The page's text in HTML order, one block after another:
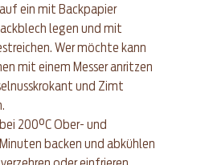
ein mit Backpapier
legen und mit
Wer möchte kann
mit einem Messer anritzen
und Zimt
200°C Ober- und
backen und abkühlen